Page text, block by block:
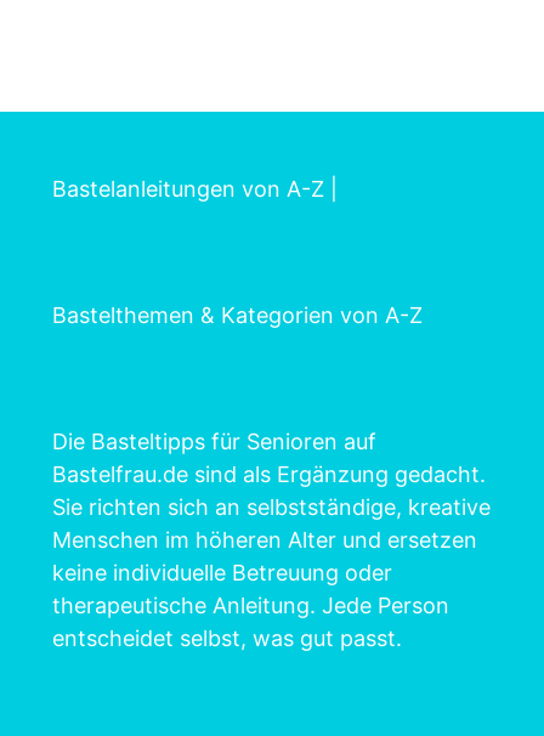
Bastelanleitungen von A-Z|
Bastelthemen & Kategorien von A-Z
Die Basteltipps für Senioren auf
Bastelfrau.de sind als Ergänzung gedacht.
Sie richten sich an selbstständige, kreative
Menschen im höheren Alter und ersetzen
keine individuelle Betreuung oder
therapeutische Anleitung. Jede Person
entscheidet selbst, was gut passt.